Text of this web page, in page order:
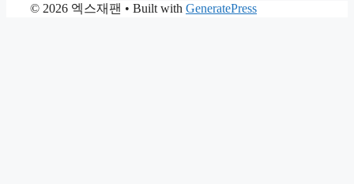
© 2026 엑스재팬 • Built with GeneratePress